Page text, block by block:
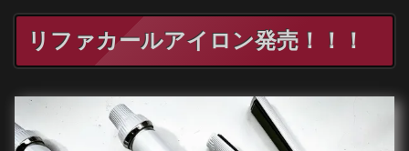
リファカールアイロン発売！！！